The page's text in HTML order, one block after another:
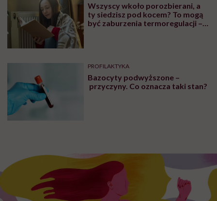
Wszyscy wkoło porozbierani, a
ty siedzisz pod kocem? To mogą
być zaburzenia termoregulacji –
PROFILAKTYKA
Bazocyty podwyższone –
przyczyny. Co oznacza taki stan?